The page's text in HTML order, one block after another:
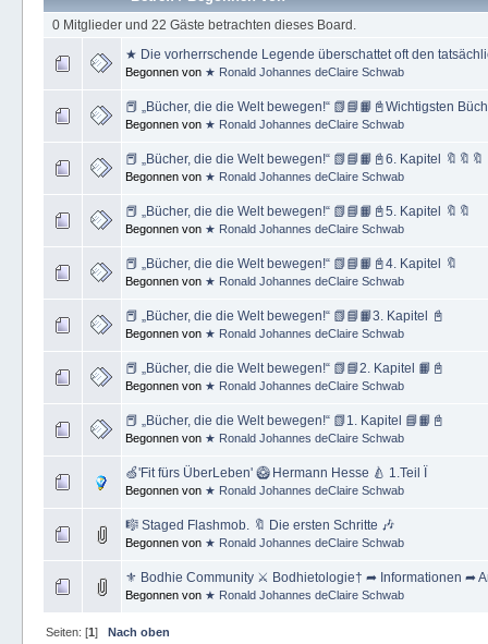
0 Mitglieder und 22 Gäste betrachten dieses Board.
★ Die vorherrschende Legende überschattet oft den
Begonnen von ★ Ronald Johannes deClaire Schwab
📕 „Bücher, die die Welt bewegen!“ 📗📘📙📓Wichtigsten
Begonnen von ★ Ronald Johannes deClaire Schwab
📕 „Bücher, die die Welt bewegen!“ 📗📘📙📓6. Kapitel 🔖🔖🔖
Begonnen von ★ Ronald Johannes deClaire Schwab
📕 „Bücher, die die Welt bewegen!“ 📗📘📙📓5. Kapitel 🔖🔖
Begonnen von ★ Ronald Johannes deClaire Schwab
📕 „Bücher, die die Welt bewegen!“ 📗📘📙📓4. Kapitel 🔖
Begonnen von ★ Ronald Johannes deClaire Schwab
📕 „Bücher, die die Welt bewegen!“ 📗📘📙3. Kapitel 📓
Begonnen von ★ Ronald Johannes deClaire Schwab
📕 „Bücher, die die Welt bewegen!“ 📗📘2. Kapitel 📙📓
Begonnen von ★ Ronald Johannes deClaire Schwab
📕 „Bücher, die die Welt bewegen!“ 📗1. Kapitel 📘📙📓
Begonnen von ★ Ronald Johannes deClaire Schwab
🍏'Fit fürs ÜberLeben' 🥝 Hermann Hesse 🍐 1.Teil Ï
Begonnen von ★ Ronald Johannes deClaire Schwab
🎼 Staged Flashmob. 🔖 Die ersten Schritte 🎶
Begonnen von ★ Ronald Johannes deClaire Schwab
⚜ Bodhie Community ⚔ Bodhietologie† ➦ Informationen ➦
Begonnen von ★ Ronald Johannes deClaire Schwab
Seiten: [1] Nach oben